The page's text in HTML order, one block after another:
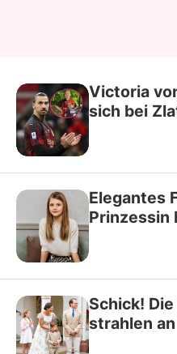
Victoria
sich bei
Elegantes
Prinzessin
Schick!
strahlen